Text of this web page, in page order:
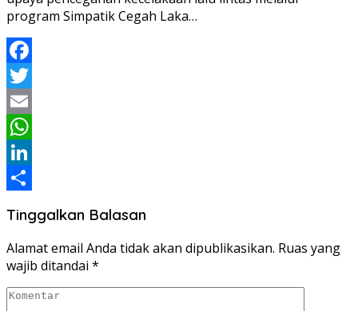
program Simpatik Cegah Laka…
Facebook
Twitter
Email
WhatsApp
LinkedIn
Tinggalkan Balasan
Alamat email Anda tidak akan dipublikasikan. Ruas yang
wajib ditandai *